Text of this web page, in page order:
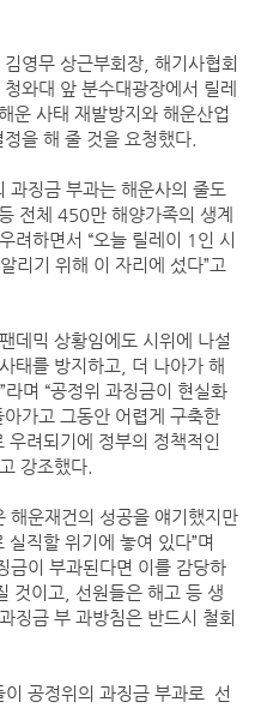
영무 상근부회장, 해기사협회
와대 앞 분수대광장에서 릴레
운 사태 재발방지와 해운산업
을 해 줄 것을 요청했다.
과징금 부과는 해운사의 줄도
전체 450만 해양가족의 생계
려하면서 “오늘 릴레이 1인 시
리기 위해 이 자리에 섰다”고
데믹 상황임에도 시위에 나설
태를 방지하고, 더 나아가 해
며 “공정위 과징금이 현실화
가고 그동안 어렵게 구축한
려되기에 정부의 정책적인
강조했다.
해운재건의 성공을 얘기했지만
직할 위기에 놓여 있다”며
금이 부과된다면 이를 감당하
것이고, 선원들은 해고 등 생
징금 부 과방침은 반드시 철회
이 공정위의 과징금 부과로 선